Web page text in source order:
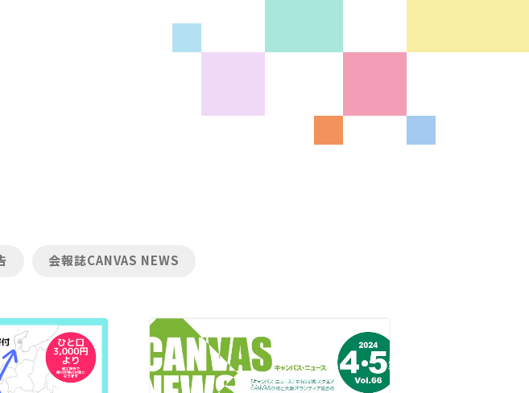
会報誌CANVAS NEWS